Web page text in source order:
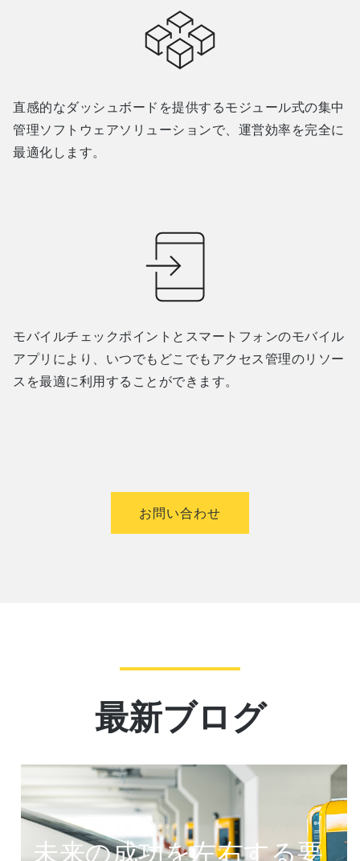
直感的なダッシュボードを提供するモジュール式の集中
管理ソフトウェアソリューションで、運営効率を完全に
最適化します。
モバイルチェックポイントとスマートフォンのモバイル
アプリにより、いつでもどこでもアクセス管理のリソー
スを最適に利用することができます。
お問い合わせ
最新ブログ
未来の成功を左右する要